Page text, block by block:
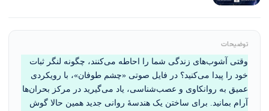
توضیحات